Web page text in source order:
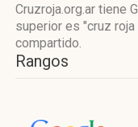
Cruzroja.org.ar tiene
superior es "cruz roja
compartido.
Rangos